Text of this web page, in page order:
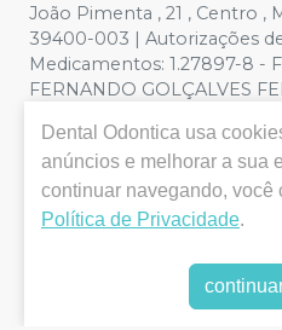
João Pimenta , 21 , Centro ,
39400-003 | Autorizações
Medicamentos: 1.27897-8 -
FERNANDO GOLÇALVES
meramente ilustrativas - Os
virtual estão sujeitos a
divergência de preços no
Carrinho de Compra. Não
de grandes volumes pelo
Dental Odontica usa
anúncios e melhorar a sua
continuar navegando, você
Política de Privacidade.